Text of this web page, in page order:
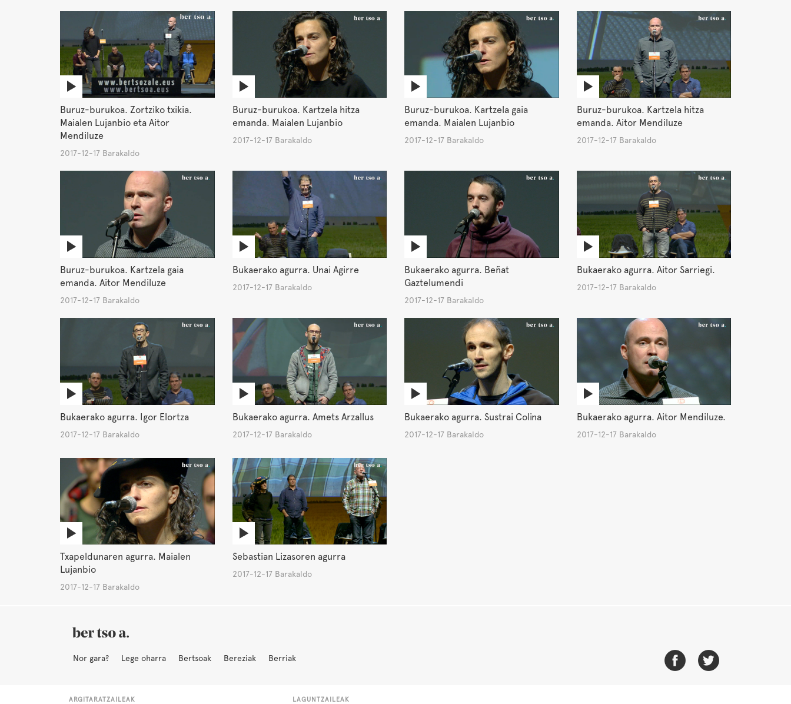
Buruz-burukoa. Zortziko txikia.
Maialen Lujanbio eta Aitor
Mendiluze
2017-12-17 Barakaldo
Buruz-burukoa. Kartzela hitza
emanda. Maialen Lujanbio
2017-12-17 Barakaldo
Buruz-burukoa. Kartzela gaia
emanda. Maialen Lujanbio
2017-12-17 Barakaldo
Buruz-burukoa. Kartzela hitza
emanda. Aitor Mendiluze
2017-12-17 Barakaldo
Buruz-burukoa. Kartzela gaia
emanda. Aitor Mendiluze
2017-12-17 Barakaldo
Bukaerako agurra. Unai Agirre
2017-12-17 Barakaldo
Bukaerako agurra. Beñat
Gaztelumendi
2017-12-17 Barakaldo
Bukaerako agurra. Aitor Sarriegi.
2017-12-17 Barakaldo
Bukaerako agurra. Igor Elortza
2017-12-17 Barakaldo
Bukaerako agurra. Amets Arzallus
2017-12-17 Barakaldo
Bukaerako agurra. Sustrai Colina
2017-12-17 Barakaldo
Bukaerako agurra. Aitor Mendiluze.
2017-12-17 Barakaldo
Txapeldunaren agurra. Maialen
Lujanbio
2017-12-17 Barakaldo
Sebastian Lizasoren agurra
2017-12-17 Barakaldo
Nor gara? Lege oharra Bertsoak Bereziak Berriak
ARGITARATZAILEAK LAGUNTZAILEAK